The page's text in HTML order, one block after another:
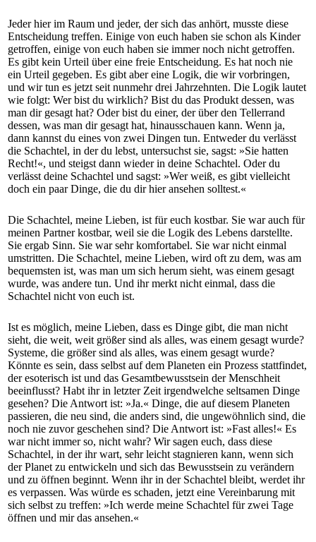
Jeder hier im Raum und jeder, der sich das anhört, musste diese
Entscheidung treffen. Einige von euch haben sie schon als Kinder
getroffen, einige von euch haben sie immer noch nicht getroffen.
Es gibt kein Urteil über eine freie Entscheidung. Es hat noch nie
ein Urteil gegeben. Es gibt aber eine Logik, die wir vorbringen,
und wir tun es jetzt seit nunmehr drei Jahrzehnten. Die Logik lautet
wie folgt: Wer bist du wirklich? Bist du das Produkt dessen, was
man dir gesagt hat? Oder bist du einer, der über den Tellerrand
dessen, was man dir gesagt hat, hinausschauen kann. Wenn ja,
dann kannst du eines von zwei Dingen tun. Entweder du verlässt
die Schachtel, in der du lebst, untersuchst sie, sagst: »Sie hatten
Recht!«, und steigst dann wieder in deine Schachtel. Oder du
verlässt deine Schachtel und sagst: »Wer weiß, es gibt vielleicht
doch ein paar Dinge, die du dir hier ansehen solltest.«
Die Schachtel, meine Lieben, ist für euch kostbar. Sie war auch für
meinen Partner kostbar, weil sie die Logik des Lebens darstellte.
Sie ergab Sinn. Sie war sehr komfortabel. Sie war nicht einmal
umstritten. Die Schachtel, meine Lieben, wird oft zu dem, was am
bequemsten ist, was man um sich herum sieht, was einem gesagt
wurde, was andere tun. Und ihr merkt nicht einmal, dass die
Schachtel nicht von euch ist.
Ist es möglich, meine Lieben, dass es Dinge gibt, die man nicht
sieht, die weit, weit größer sind als alles, was einem gesagt wurde?
Systeme, die größer sind als alles, was einem gesagt wurde?
Könnte es sein, dass selbst auf dem Planeten ein Prozess stattfindet,
der esoterisch ist und das Gesamtbewusstsein der Menschheit
beeinflusst? Habt ihr in letzter Zeit irgendwelche seltsamen Dinge
gesehen? Die Antwort ist: »Ja.« Dinge, die auf diesem Planeten
passieren, die neu sind, die anders sind, die ungewöhnlich sind, die
noch nie zuvor geschehen sind? Die Antwort ist: »Fast alles!« Es
war nicht immer so, nicht wahr? Wir sagen euch, dass diese
Schachtel, in der ihr wart, sehr leicht stagnieren kann, wenn sich
der Planet zu entwickeln und sich das Bewusstsein zu verändern
und zu öffnen beginnt. Wenn ihr in der Schachtel bleibt, werdet ihr
es verpassen. Was würde es schaden, jetzt eine Vereinbarung mit
sich selbst zu treffen: »Ich werde meine Schachtel für zwei Tage
öffnen und mir das ansehen.«